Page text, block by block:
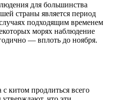
для большинства
страны является период
подходящим временем
морях наблюдение
— вплоть до ноября.
китом продлиться всего